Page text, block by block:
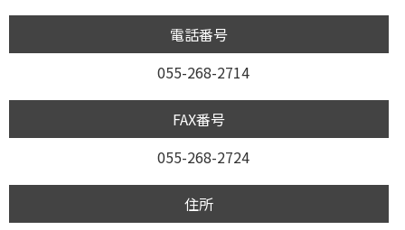
電話番号
055-268-2714
FAX番号
055-268-2724
住所